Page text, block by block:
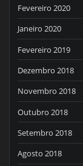
Fevereiro 2020
Janeiro 2020
Fevereiro 2019
Dezembro 2018
Novembro 2018
Outubro 2018
Setembro 2018
Agosto 2018